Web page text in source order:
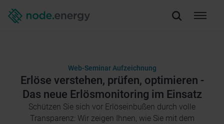
Web-Seminar Aufzeichnung
Erlöse verstehen, prüfen, optimieren -
Das neue Erlösmonitoring im Einsatz
Schützen Sie sich vor Erlöseinbußen durch volle
Transparenz: Wir zeigen Ihnen, wie Sie mit dem